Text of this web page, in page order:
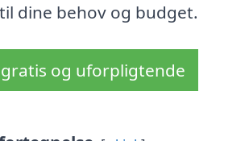
dine behov og budget.
og uforpligtende